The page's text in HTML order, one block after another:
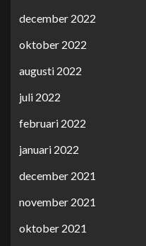
december 2022
oktober 2022
augusti 2022
juli 2022
februari 2022
januari 2022
december 2021
november 2021
oktober 2021